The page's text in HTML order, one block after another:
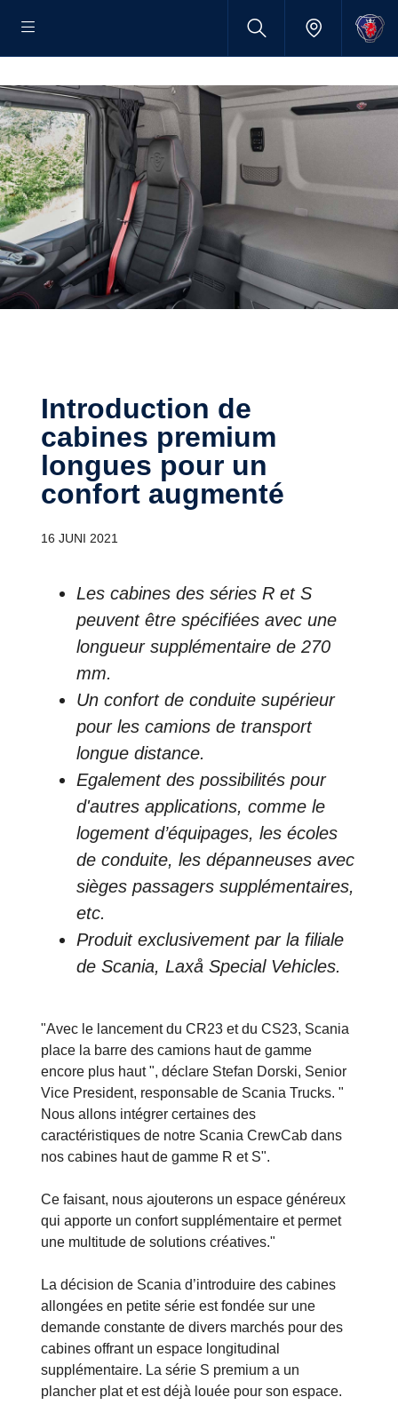
Introduction de
cabines premium
longues pour un
confort augmenté
16 JUNI 2021
Les cabines des séries R et S
peuvent être spécifiées avec une
longueur supplémentaire de 270
mm.
Un confort de conduite supérieur
pour les camions de transport
longue distance.
Egalement des possibilités pour
d'autres applications, comme le
logement d’équipages, les écoles
de conduite, les dépanneuses avec
sièges passagers supplémentaires,
etc.
Produit exclusivement par la filiale
de Scania, Laxå Special Vehicles.
"Avec le lancement du CR23 et du CS23, Scania
place la barre des camions haut de gamme
encore plus haut ", déclare Stefan Dorski, Senior
Vice President, responsable de Scania Trucks. "
Nous allons intégrer certaines des
caractéristiques de notre Scania CrewCab dans
nos cabines haut de gamme R et S".
Ce faisant, nous ajouterons un espace généreux
qui apporte un confort supplémentaire et permet
une multitude de solutions créatives."
La décision de Scania d’introduire des cabines
allongées en petite série est fondée sur une
demande constante de divers marchés pour des
cabines offrant un espace longitudinal
supplémentaire. La série S premium a un
plancher plat et est déjà louée pour son espace.